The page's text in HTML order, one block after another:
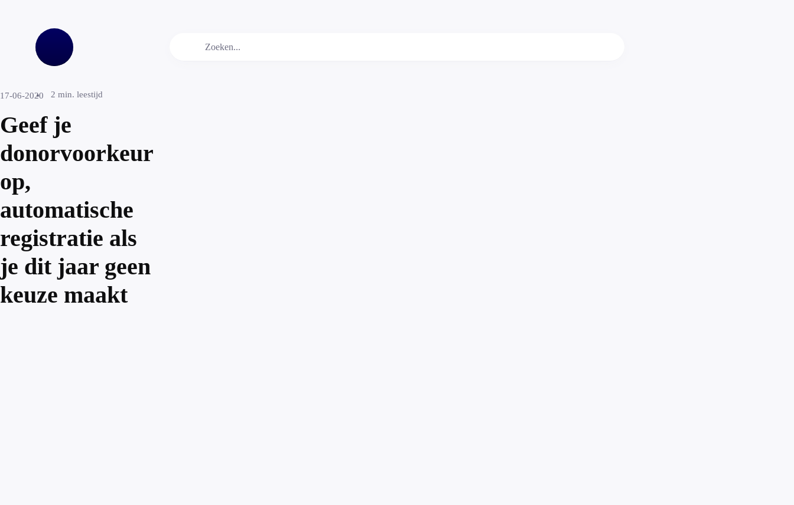
17-06-2020 2 min. leestijd
Geef je
donorvoorkeur
op,
automatische
registratie als
je dit jaar geen
keuze maakt